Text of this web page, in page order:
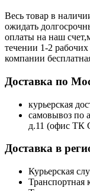
Весь товар в
ожидать
оплаты на наш
течении 1-2
компании
Доставка по
курьерская
самовывоз по
д.11 (офис ТК
Доставка в
Курьерская
Транспортная